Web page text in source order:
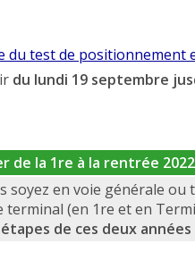
du test de positionnement
du lundi 19 septembre
de la 1re à la rentrée 2022
soyez en voie générale ou
terminal (en 1re et en
de ces deux